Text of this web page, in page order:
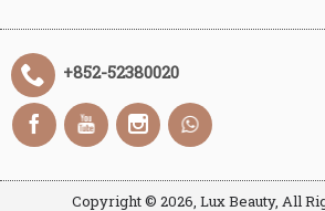
+852-52380020
Copyright © 2026, Lux Beauty, All